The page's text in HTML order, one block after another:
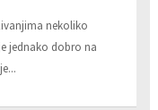
nekoliko
jednako dobro na